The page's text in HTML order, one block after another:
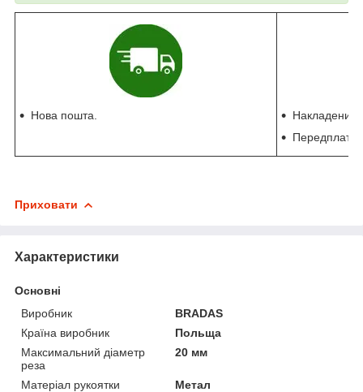
Нова пошта.
Накладений
Передплата
Приховати
Характеристики
Основні
Виробник
BRADAS
Країна виробник
Польща
Максимальний діаметр
реза
20 мм
Матеріал рукоятки
Метал